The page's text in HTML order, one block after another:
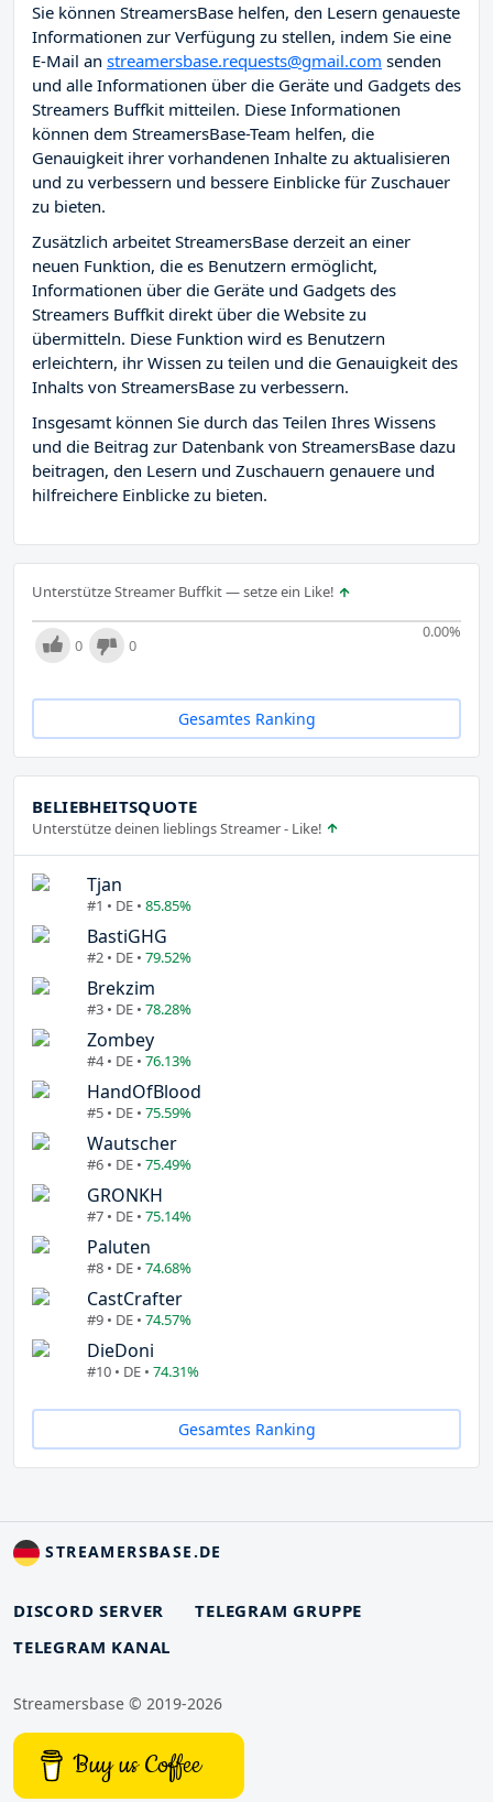
Sie können StreamersBase helfen, den Lesern genaueste
Informationen zur Verfügung zu stellen, indem Sie eine
E-Mail an streamersbase.requests@gmail.com senden
und alle Informationen über die Geräte und Gadgets des
Streamers Buffkit mitteilen. Diese Informationen
können dem StreamersBase-Team helfen, die
Genauigkeit ihrer vorhandenen Inhalte zu aktualisieren
und zu verbessern und bessere Einblicke für Zuschauer
zu bieten.
Zusätzlich arbeitet StreamersBase derzeit an einer
neuen Funktion, die es Benutzern ermöglicht,
Informationen über die Geräte und Gadgets des
Streamers Buffkit direkt über die Website zu
übermitteln. Diese Funktion wird es Benutzern
erleichtern, ihr Wissen zu teilen und die Genauigkeit des
Inhalts von StreamersBase zu verbessern.
Insgesamt können Sie durch das Teilen Ihres Wissens
und die Beitrag zur Datenbank von StreamersBase dazu
beitragen, den Lesern und Zuschauern genauere und
hilfreichere Einblicke zu bieten.
Unterstütze Streamer Buffkit — setze ein Like!
0.00%
0 0
Gesamtes Ranking
BELIEBHEITSQUOTE
Unterstütze deinen lieblings Streamer - Like!
Tjan
#1 • DE • 85.85%
BastiGHG
#2 • DE • 79.52%
Brekzim
#3 • DE • 78.28%
Zombey
#4 • DE • 76.13%
HandOfBlood
#5 • DE • 75.59%
Wautscher
#6 • DE • 75.49%
GRONKH
#7 • DE • 75.14%
Paluten
#8 • DE • 74.68%
CastCrafter
#9 • DE • 74.57%
DieDoni
#10 • DE • 74.31%
Gesamtes Ranking
STREAMERSBASE.DE
DISCORD SERVER
TELEGRAM GRUPPE
TELEGRAM KANAL
Streamersbase © 2019-2026
Buy us Coffee